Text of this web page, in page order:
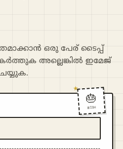
ഒരു പേര് ടൈപ്പ്
അല്ലെങ്കിൽ ഇമേജ്
🎂
WISH